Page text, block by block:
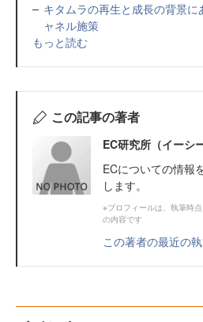
キタムラの再生と成長の背景に
ャネル施策
もっと読む
この記事の著者
EC研究所（イーシ
ECについての情報
します。
※プロフィールは、執筆時
の内容です
この著者の最近の